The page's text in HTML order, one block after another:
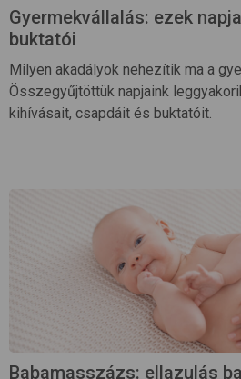
Gyermekvállalás: ezek
buktatói
Milyen akadályok nehezítik ma a
Összegyűjtöttük napjaink
kihívásait, csapdáit és buktatóit.
Babamasszázs: ellazulás